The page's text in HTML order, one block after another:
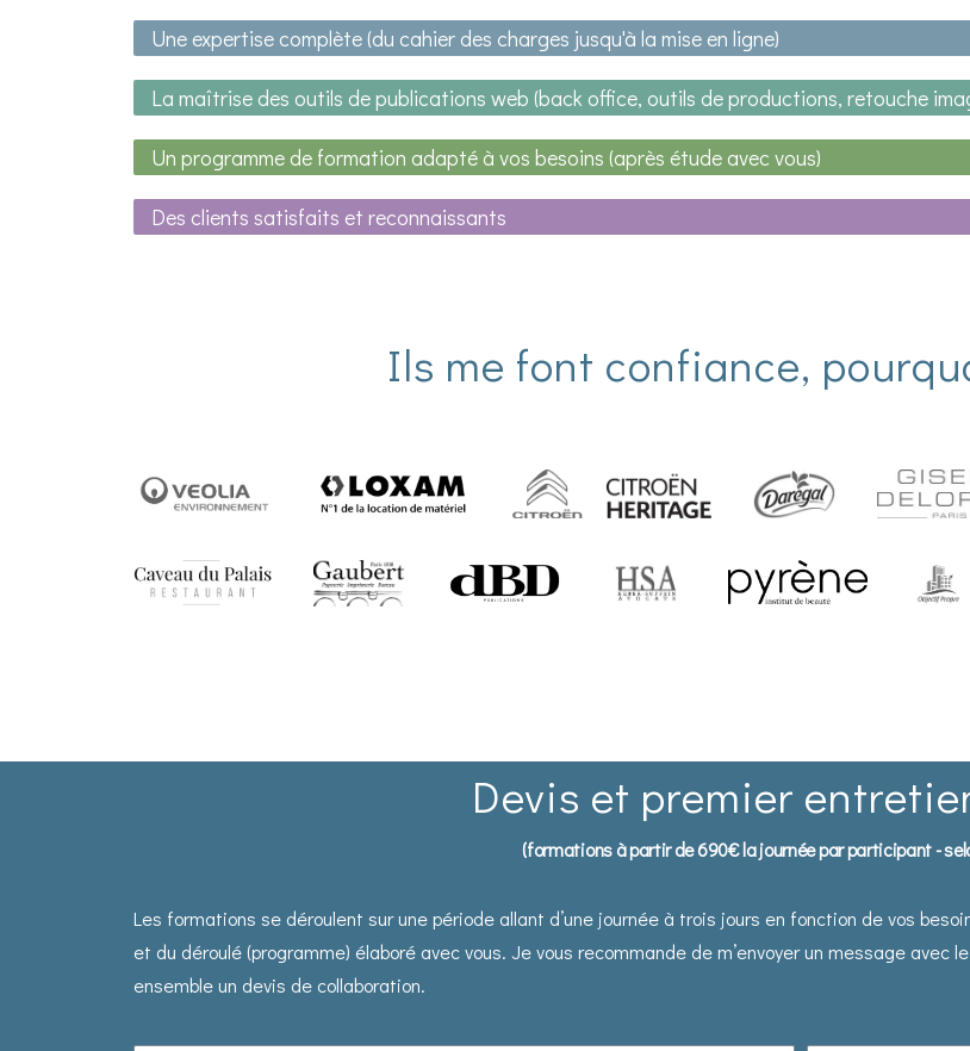
Une expertise complète (du cahier des charges jusqu'à la mise en ligne)
La maîtrise des outils de publications web (back office, outils de productions, retouche
Un programme de formation adapté à vos besoins (après étude avec vous)
Des clients satisfaits et reconnaissants
Ils me font confiance,
Devis et premier
(formations à partir de 690€ la journée par participant -
Les formations se déroulent sur une période allant d’une journée à trois jours en fonction de vos
et du déroulé (programme) élaboré avec vous. Je vous recommande de m’envoyer un message avec
ensemble un devis de collaboration.